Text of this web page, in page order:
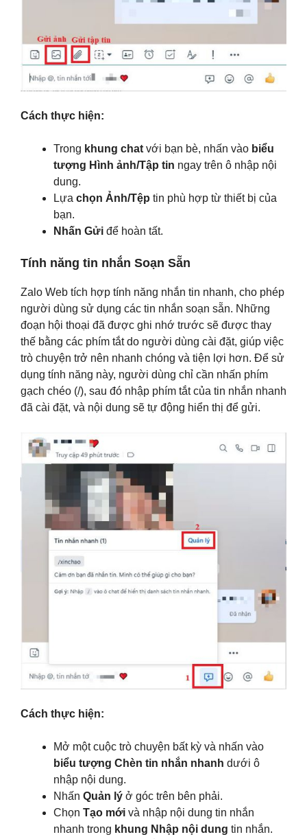
Cách thực hiện:
Trong khung chat với bạn bè, nhấn vào biểu
tượng Hình ảnh/Tập tin ngay trên ô nhập nội
dung.
Lựa chọn Ảnh/Tệp tin phù hợp từ thiết bị của
bạn.
Nhấn Gửi để hoàn tất.
Tính năng tin nhắn Soạn Sẵn
Zalo Web tích hợp tính năng nhắn tin nhanh, cho phép
người dùng sử dụng các tin nhắn soạn sẵn. Những
đoạn hội thoại đã được ghi nhớ trước sẽ được thay
thế bằng các phím tắt do người dùng cài đặt, giúp việc
trò chuyện trở nên nhanh chóng và tiện lợi hơn. Để sử
dụng tính năng này, người dùng chỉ cần nhấn phím
gạch chéo (/), sau đó nhập phím tắt của tin nhắn nhanh
đã cài đặt, và nội dung sẽ tự động hiển thị để gửi.
Cách thực hiện:
Mở một cuộc trò chuyện bất kỳ và nhấn vào
biểu tượng Chèn tin nhắn nhanh dưới ô
nhập nội dung.
Nhấn Quản lý ở góc trên bên phải.
Chọn Tạo mới và nhập nội dung tin nhắn
nhanh trong khung Nhập nội dung tin nhắn.